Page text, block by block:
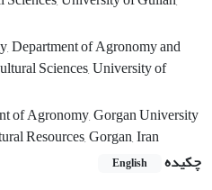
Department of Agronomy and
Sciences, University of
of Agronomy, Gorgan University
Resources, Gorgan, Iran
چکیده
English